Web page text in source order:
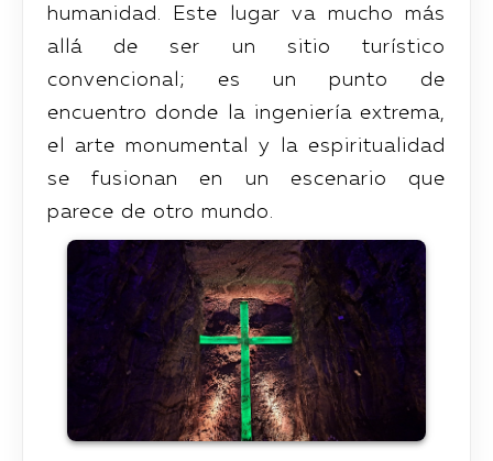
humanidad. Este lugar va mucho más
allá de ser un sitio turístico
convencional; es un punto de
encuentro donde la ingeniería extrema,
el arte monumental y la espiritualidad
se fusionan en un escenario que
parece de otro mundo.